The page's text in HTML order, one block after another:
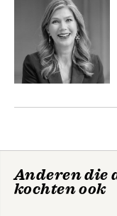
Anderen die
kochten ook